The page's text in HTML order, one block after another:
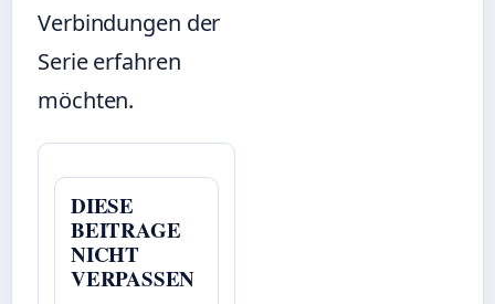
Verbindungen der
Serie erfahren
möchten.
DIESE
BEITRAGE
NICHT
VERPASSEN